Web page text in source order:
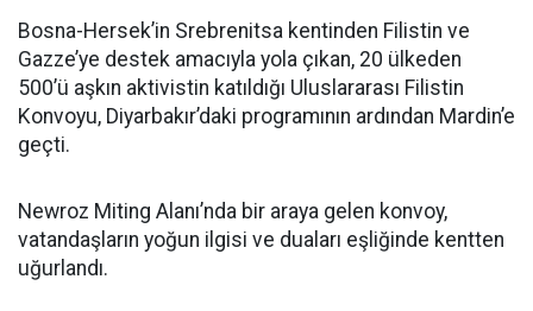
Bosna-Hersek’in Srebrenitsa kentinden Filistin ve
Gazze’ye destek amacıyla yola çıkan, 20 ülkeden
500’ü aşkın aktivistin katıldığı Uluslararası Filistin
Konvoyu, Diyarbakır’daki programının ardından Mardin’e
geçti.
Newroz Miting Alanı’nda bir araya gelen konvoy,
vatandaşların yoğun ilgisi ve duaları eşliğinde kentten
uğurlandı.